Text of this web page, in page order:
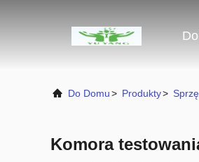
Do Domu> Produkty>
Komora